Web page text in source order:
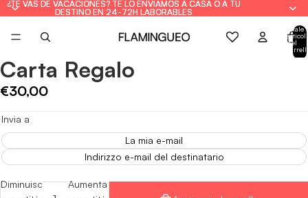
¿TE VAS DE VACACIONES? TE LO ENVIAMOS A CASA O A TU
DESTINO EN 24-72H LABORABLES
¿TE VAS DE VACACIONES? TE LO ENVIAMOS A CASA O A TU
DESTINO EN 24-72H LABORABLES
Totale
articoli
nel
Apri
immagine
a
intero
Carta Regalo
€30,00
Invia a
La mia e-mail
Indirizzo e-mail del destinatario
Diminuisci
Aumenta